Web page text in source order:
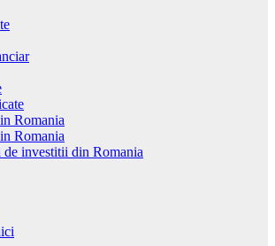
Romania
Romania
de investitii din Romania